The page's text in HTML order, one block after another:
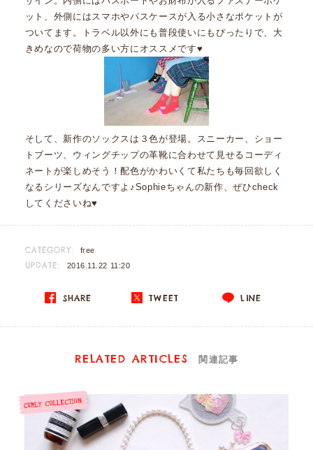
ット、外側にはスマホやパスケースが入る小さなポケットが
ついてます。トラベル以外にも普段使いにもぴったりで、大
きめなので荷物の多い方にオススメです♥
そして、新作のソックスは３色が登場。スニーカー、ショー
トブーツ、ウィングチップの革靴に合わせて見せるコーディ
ネートが楽しめそう！配色がかわいくて私たちも毎回欲しく
なるシリーズなんですよ♪Sophieちゃんの新作、ぜひcheck
してくださいね♥
CATEGORY: free
UPDATE: 2016.11.22 11:20
SHARE TWEET LINE
RELATED ARTICLES 関連記事